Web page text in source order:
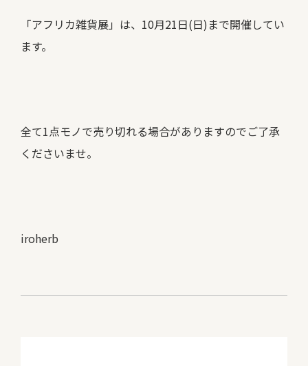
「アフリカ雑貨展」は、10月21日(日)まで開催してい
ます。
全て1点モノで売り切れる場合がありますのでご了承
くださいませ。
iroherb